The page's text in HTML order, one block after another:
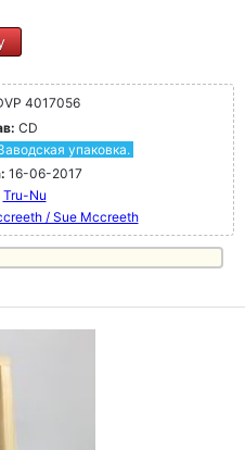
4017056
CD
упаковка.
16-06-2017
Tru-Nu
/ Sue Mccreeth